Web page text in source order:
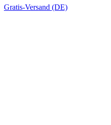
Gratis-Versand (DE)